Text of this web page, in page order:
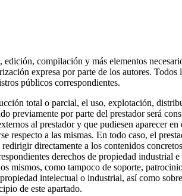
compilación y más elementos
expresa por parte de los autores.
públicos correspondientes.
total o parcial, el uso, explotación,
previamente por parte del prestador será
al prestador y que pudiesen aparecer
respecto a las mismas. En todo caso, el
directamente a los contenidos
derechos de propiedad
mismos, como tampoco de soporte,
intelectual o industrial, así como
de este apartado.